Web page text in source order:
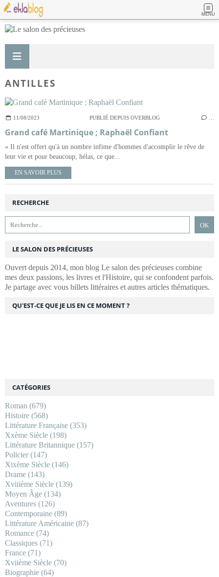
MENU
ANTILLES
11/08/2023 PUBLIÉ DEPUIS OVERBLOG
Grand café Martinique ; Raphaël Confiant
« Il n'est offert qu'à un nombre infime d'hommes d'accomplir le rêve de
leur vie et pour beaucoup, hélas, ce que...
EN SAVOIR PLUS
RECHERCHE
LE SALON DES PRÉCIEUSES
Ouvert depuis 2014, mon blog Le salon des précieuses combine
mes deux passions, les livres et l'Histoire, qui se confondent parfois.
Je partage avec vous billets littéraires et autres articles thématiques.
CATÉGORIES
Roman (679)
Histoire (568)
Littérature Française (353)
Xxème Siècle (198)
Littérature Britannique (157)
Policier(147)
Xixème Siècle (146)
Drame (143)
Xviiième Siècle (139)
Moyen Âge (134)
Aventures (126)
Contemporaine (89)
Littérature Américaine (87)
Romance (74)
Classiques (71)
France (71)
Xviième Siècle (70)
Biographie (64)
QU'EST-CE QUE JE LIS EN CE MOMENT ?